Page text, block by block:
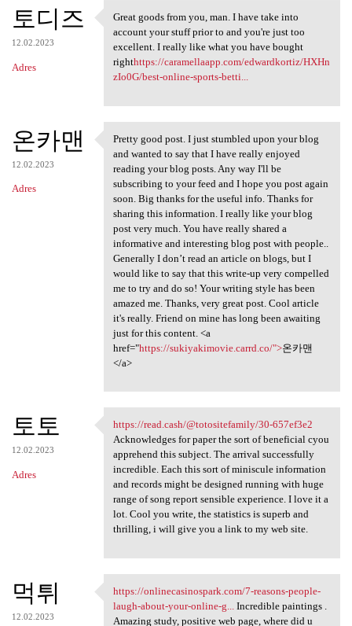
토디즈
12.02.2023
Adres
Great goods from you, man. I
Great goods from you, man. I have take into
account your stuff prior to and you're just too
excellent. I really like what you have bought
righthttps://caramellaapp.com/edwardkortiz/HXHn
zIo0G/best-online-sports-betti...
온카맨
12.02.2023
Adres
Pretty good post. I just
Pretty good post. I just stumbled upon your blog
and wanted to say that I have really enjoyed
reading your blog posts. Any way I'll be
subscribing to your feed and I hope you post again
soon. Big thanks for the useful info. Thanks for
sharing this information. I really like your blog
post very much. You have really shared a
informative and interesting blog post with people..
Generally I don’t read an article on blogs, but I
would like to say that this write-up very compelled
me to try and do so! Your writing style has been
amazed me. Thanks, very great post. Cool article
it's really. Friend on mine has long been awaiting
just for this content. <a
href="https://sukiyakimovie.carrd.co/">온카맨
</a>
토토
12.02.2023
Adres
https://read.cash/
https://read.cash/@totositefamily/30-657ef3e2
Acknowledges for paper the sort of beneficial cyou
apprehend this subject. The arrival successfully
incredible. Each this sort of miniscule information
and records might be designed running with huge
range of song report sensible experience. I love it a
lot. Cool you write, the statistics is superb and
thrilling, i will give you a link to my web site.
먹튀
12.02.2023
https://onlinecasinospark.com
https://onlinecasinospark.com/7-reasons-people-
laugh-about-your-online-g...Incredible paintings .
Amazing study, positive web page, where did u